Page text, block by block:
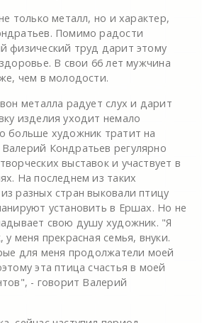
только металл, но и характер,
Помимо радости
физический труд дарит этому
В свои 66 лет мужчина
чем в молодости.
металла радует слух и дарит
изделия уходит немало
больше художник тратит на
Кондратьев регулярно
выставок и участвует в
На последнем из таких
разных стран выковали птицу
установить в Ершах. Но не
свою душу художник. "Я
у меня прекрасная семья, внуки.
для меня продолжатели моей
эта птица счастья в моей
- говорит Валерий